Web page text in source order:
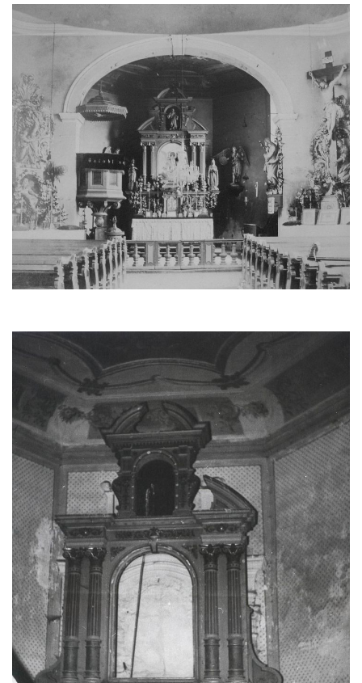
Kaple Tří otců v Mikulášovicích
Kaple Matky Boží v Mikulášovicích
Kaple Andělů strážných (Fürleova kaple) v
Mikulášovicích
Balzerova kaple v Mikulášovicích
Kostel svatého Václava ve Šluknově
Kostel svatého Mikuláše v Třebušíně
Klášterní kostel svatého Františka z Assisi v
Zákupech
Kaple svatého Josefa u Zákup
Kostel svatých Fabiána a Šebestiána v
Zákupech
svatého Kříže ve Frýdlantu
Kostel Nalezení svatého Kříže ve Frýdlantu
Kostel Krista Spasitele ve Frýdlantu
Kaple Getsemanské zahrady na křížové
cestě na Křížovém vrchu ve Frýdlantu
Kaple Božího hrobu na Křížové cestě na
Křížovém vrchu ve Frýdlantu
Poustevna na Křížové cestě na Křížovém
vrchu ve Frýdlantu
Kostel svatého Jakuba Většího v Sokolově
Kostel Nanebevzetí Panny Marie ve
Slunečné
Kostel Jména Panny Marie v Sepekově
Kostel svatých Petra a Pavla v Růžové
Kaple Stětí svatého Jana Křtitele v